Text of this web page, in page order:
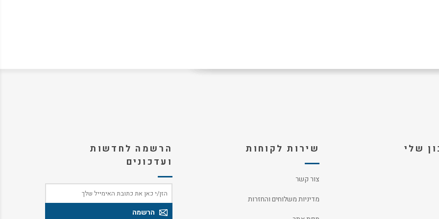
שלי שירות לקוחות
צור קשר
מדיניות משלוחים והחזרות
הרשמה לחדשות
ועדכונים